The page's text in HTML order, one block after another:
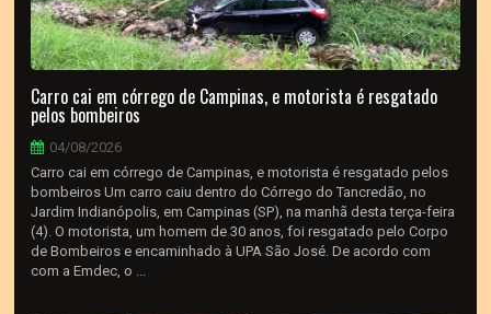
Carro cai em córrego de Campinas, e motorista é resgatado
pelos bombeiros
04/08/2026
Carro cai em córrego de Campinas, e motorista é resgatado pelos
bombeiros Um carro caiu dentro do Córrego do Tancredão, no
Jardim Indianópolis, em Campinas (SP), na manhã desta terça-feira
(4). O motorista, um homem de 30 anos, foi resgatado pelo Corpo
de Bombeiros e encaminhado à UPA São José. De acordo com
com a Emdec, o ...